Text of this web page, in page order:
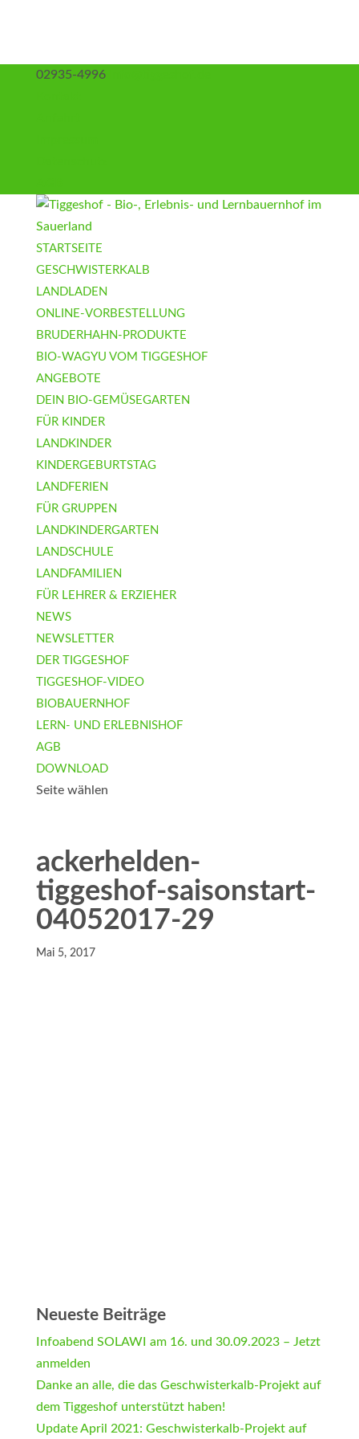
02935-4996
STARTSEITE
GESCHWISTERKALB
LANDLADEN
ONLINE-VORBESTELLUNG
BRUDERHAHN-PRODUKTE
BIO-WAGYU VOM TIGGESHOF
ANGEBOTE
DEIN BIO-GEMÜSEGARTEN
FÜR KINDER
LANDKINDER
KINDERGEBURTSTAG
LANDFERIEN
FÜR GRUPPEN
LANDKINDERGARTEN
LANDSCHULE
LANDFAMILIEN
FÜR LEHRER & ERZIEHER
NEWS
NEWSLETTER
DER TIGGESHOF
TIGGESHOF-VIDEO
BIOBAUERNHOF
LERN- UND ERLEBNISHOF
AGB
DOWNLOAD
Seite wählen
ackerhelden-
tiggeshof-saisonstart-
04052017-29
Mai 5, 2017
Neueste Beiträge
Infoabend SOLAWI am 16. und 30.09.2023 – Jetzt
anmelden
Danke an alle, die das Geschwisterkalb-Projekt auf
dem Tiggeshof unterstützt haben!
Update April 2021: Geschwisterkalb-Projekt auf